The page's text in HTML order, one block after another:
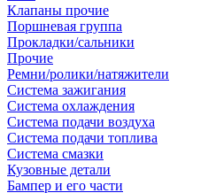
Клапаны прочие
Поршневая группа
Прокладки/сальники
Прочие
Ремни/ролики/натяжители
Система зажигания
Система охлаждения
Система подачи воздуха
Система подачи топлива
Система смазки
Кузовные детали
Бампер и его части